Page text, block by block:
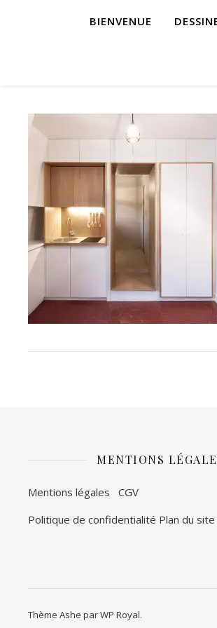
BIENVENUE
MENTIONS
Mentions légales CGV
Politique de confidentialité Plan du site
Thème Ashe parWP Royal.